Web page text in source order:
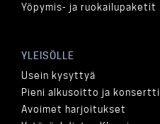
Yöpymis- ja ruokailupaketit
YLEISÖLLE
Usein kysyttyä
Pieni alkusoitto ja
Avoimet harjoitukset